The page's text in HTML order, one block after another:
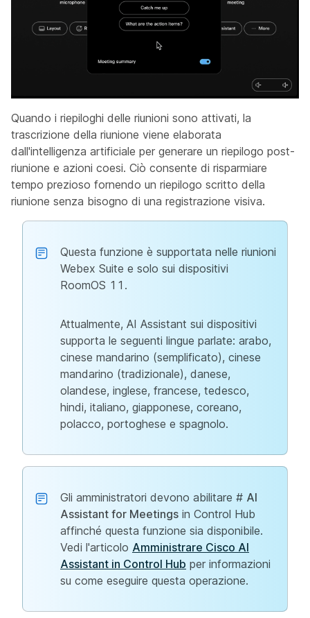
Quando i riepiloghi delle riunioni sono attivati, la
trascrizione della riunione viene elaborata
dall'intelligenza artificiale per generare un riepilogo post-
riunione e azioni coesi. Ciò consente di risparmiare
tempo prezioso fornendo un riepilogo scritto della
riunione senza bisogno di una registrazione visiva.
Questa funzione è supportata nelle riunioni
Webex Suite e solo sui dispositivi
RoomOS 11.
Attualmente, AI Assistant sui dispositivi
supporta le seguenti lingue parlate: arabo,
cinese mandarino (semplificato), cinese
mandarino (tradizionale), danese,
olandese, inglese, francese, tedesco,
hindi, italiano, giapponese, coreano,
polacco, portoghese e spagnolo.
Gli amministratori devono abilitare # AI
Assistant for Meetings in Control Hub
affinché questa funzione sia disponibile.
Vedi l'articolo Amministrare Cisco AI
Assistant in Control Hub per informazioni
su come eseguire questa operazione.